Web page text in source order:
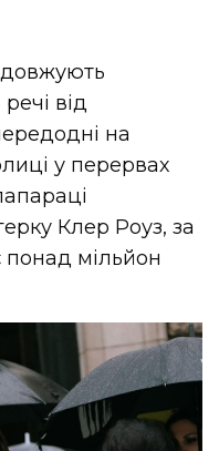
від
на
у перервах
Клер Роуз, за
мільйон